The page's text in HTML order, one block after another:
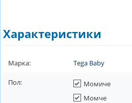
Характеристики
Марка: Tega Baby
Пол:
Момиче
Момче